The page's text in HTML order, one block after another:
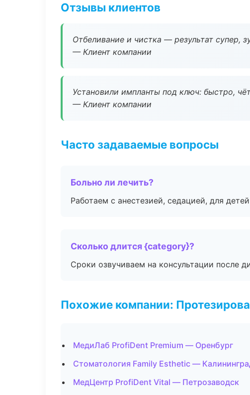
Отзывы клиентов
Отбеливание и чистка — результат супер,
— Клиент компании
Установили импланты под ключ: быстро,
— Клиент компании
Часто задаваемые вопросы
Больно ли лечить?
Работаем с анестезией, седацией, для
Сколько длится {category}?
Сроки озвучиваем на консультации после
Похожие компании:
МедиЛаб ProfiDent Premium — Оренбург
Стоматология Family Esthetic —
МедЦентр ProfiDent Vital — Петрозаводск